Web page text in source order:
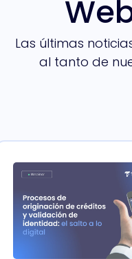
Las últimas
al tanto de